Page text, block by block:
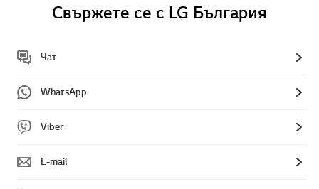
Свържете се с LG България
Чат
WhatsApp
Viber
E-mail